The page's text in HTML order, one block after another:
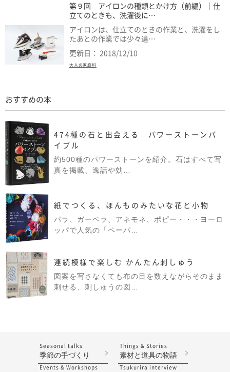
第９回 アイロンの種類とかけ方（前編）｜仕
立てのときも、洗濯後に…
アイロンは、仕立てのときの作業と、洗濯をし
たあとの作業では少々違…
更新日： 2018/12/10
大人の家庭科
おすすめの本
474種の石と出会える パワーストーンバ
イブル
約500種のパワーストーンを紹介。石はすべて写
真を掲載、逸話や効…
紙でつくる、ほんものみたいな花と小物
バラ、ガーベラ、アネモネ、ポピー・・・ヨーロ
ッパで人気の「ペーパ…
連続模様で楽しむ かんたん刺しゅう
図案を写さなくても布の目を数えながらそのまま
刺せる、刺しゅうの図…
Seasonal talks
季節の手づくり
Things & Stories
素材と道具の物語
Events & Workshops Tsukurira interview